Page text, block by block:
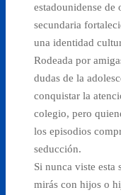
estadounidense
secundaria
una identidad
Rodeada por
dudas de la
conquistar la
colegio, pero
los episodios
seducción.
Si nunca viste esta
mirás con hijos o